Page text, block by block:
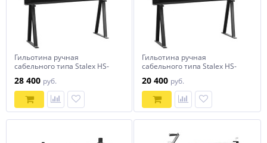
Гильотина ручная
сабельного типа Stalex HS-
28 400 руб.
Гильотина ручная
сабельного типа Stalex HS-
20 400 руб.